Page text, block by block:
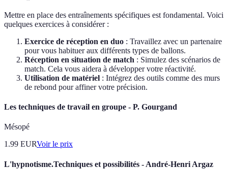
Mettre en place des entraînements spécifiques est fondamental. Voici
quelques exercices à considérer :
Exercice de réception en duo : Travaillez avec un partenaire
pour vous habituer aux différents types de ballons.
Réception en situation de match : Simulez des scénarios de
match. Cela vous aidera à développer votre réactivité.
Utilisation de matériel : Intégrez des outils comme des murs
de rebond pour affiner votre précision.
Les techniques de travail en groupe - P. Gourgand
Mésopé
1.99 EURVoir le prix
L'hypnotisme.Techniques et possibilités - André-Henri Argaz